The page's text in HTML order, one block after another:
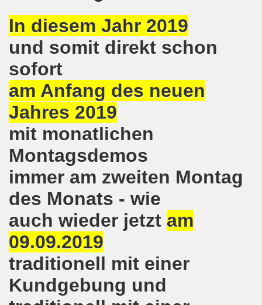
In diesem Jahr 2019
und somit direkt schon
sofort
am Anfang des neuen
Jahres 2019
mit monatlichen
Montagsdemos
immer am zweiten Montag
des Monats - wie
auch wieder jetzt am
09.09.2019
traditionell mit einer
Kundgebung und
auf der 16. bundesweiten Herbstdemo-
Herbstdemonstration am 03. Oktober 2019 in
am 03. Oktober 2019 in Erfurt
Bewegung am 09.09.2019 erklärt Dietrich Keil aus
am 09.09.2019 in Gelsenkirchen
findet am 03.10.2019 in Erfurt statt!
am 12.08.2019 - ein begeisterndes Fest
Bewegung steigt am 12.08.2019!
in Gelsenkirchen: Die Entlassungen im
diskutierte am 13.05.2019 mit Europawahl-
der Bergleute und ihrer Familien am 17.06.2019 und